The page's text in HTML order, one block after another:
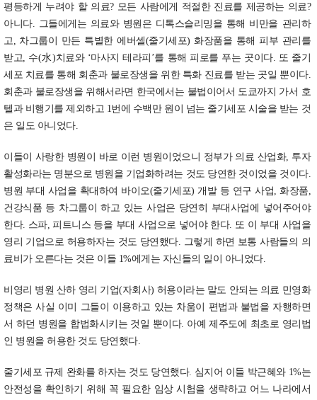
평등하게 누려야 할 의료? 모든 사람에게 적절한 진료를 제공하는 의료?
아니다. 그들에게는 의료와 병원은 디톡스슬리밍을 통해 비만을 관리하
고, 차그룹이 만든 특별한 에버셀(줄기세포) 화장품을 통해 피부 관리를
받고, 수(水)치료와 ‘마사지 테라피’를 통해 피로를 푸는 곳이다. 또 줄기
세포 치료를 통해 회춘과 불로장생을 위한 특화 진료를 받는 곳일 뿐이다.
회춘과 불로장생을 위해서라면 한국에서는 불법이어서 도쿄까지 가서 호
텔과 비행기를 제외하고 1번에 수백만 원이 넘는 줄기세포 시술을 받는 것
은 일도 아니었다.
이들이 사랑한 병원이 바로 이런 병원이었으니 정부가 의료 산업화, 투자
활성화라는 명분으로 병원을 기업화하려는 것도 당연한 것이었을 것이다.
병원 부대 사업을 확대하여 바이오(줄기세포) 개발 등 연구 사업, 화장품,
건강식품 등 차그룹이 하고 있는 사업은 당연히 부대사업에 넣어주어야
한다. 스파, 피트니스 등을 부대 사업으로 넣어야 한다. 또 이 부대 사업을
영리 기업으로 허용하자는 것도 당연했다. 그렇게 하면 보통 사람들의 의
료비가 오른다는 것은 이들 1%에게는 자신들의 일이 아니었다.
비영리 병원 산하 영리 기업(자회사) 허용이라는 말도 안되는 의료 민영화
정책은 사실 이미 그들이 이용하고 있는 차움이 편법과 불법을 자행하면
서 하던 병원을 합법화시키는 것일 뿐이다. 아예 제주도에 최초로 영리법
인 병원을 허용한 것도 당연했다.
줄기세포 규제 완화를 하자는 것도 당연했다. 심지어 이들 박근혜와 1%는
안전성을 확인하기 위해 꼭 필요한 임상 시험을 생략하고 어느 나라에서